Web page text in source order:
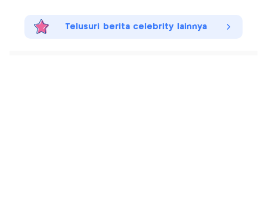
Telusuri berita celebrity lainnya